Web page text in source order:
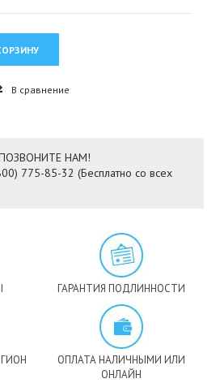
В сравнение
НАМ!
775-85-32 (Бесплатно со всех
ГАРАНТИЯ ПОДЛИННОСТИ
ОПЛАТА НАЛИЧНЫМИ ИЛИ
ОНЛАЙН